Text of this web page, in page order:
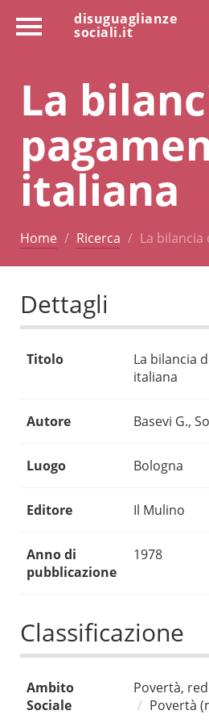
disuguaglianze
sociali.it
La
italiana
Home Ricerca La
Dettagli
Titolo
La bilancia
italiana
Autore Basevi G.,
Luogo Bologna
Editore Il Mulino
Anno di
pubblicazione
1978
Classificazione
Ambito
Sociale
Povertà,
Povertà